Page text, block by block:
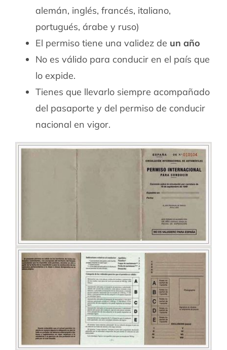
alemán, inglés, francés, italiano,
portugués, árabe y ruso)
El permiso tiene una validez de un año
No es válido para conducir en el país que
lo expide.
Tienes que llevarlo siempre acompañado
del pasaporte y del permiso de conducir
nacional en vigor.